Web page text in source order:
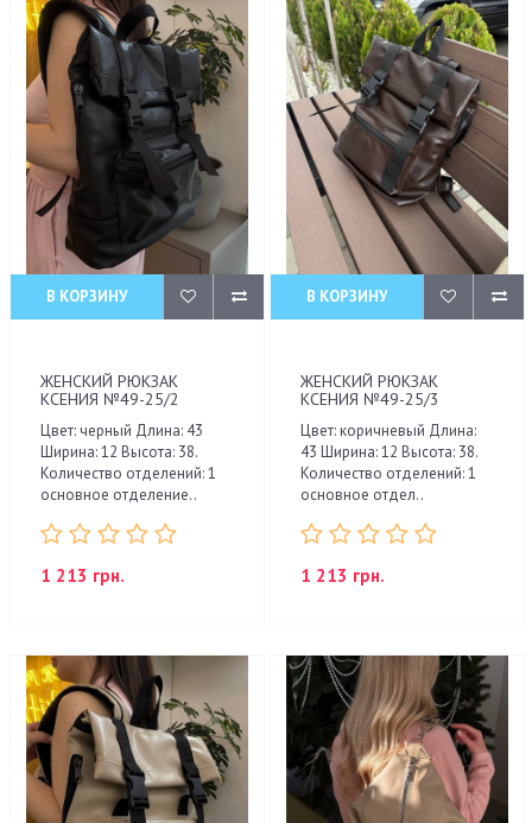
В КОРЗИНУ
ЖЕНСКИЙ РЮКЗАК
КСЕНИЯ №49-25/2
Цвет: черный Длина: 43
Ширина: 12 Высота: 38.
Количество отделений: 1
основное отделение..
1 213 грн.
В КОРЗИНУ
ЖЕНСКИЙ РЮКЗАК
КСЕНИЯ №49-25/3
Цвет: коричневый Длина:
43 Ширина: 12 Высота: 38.
Количество отделений: 1
основное отдел..
1 213 грн.